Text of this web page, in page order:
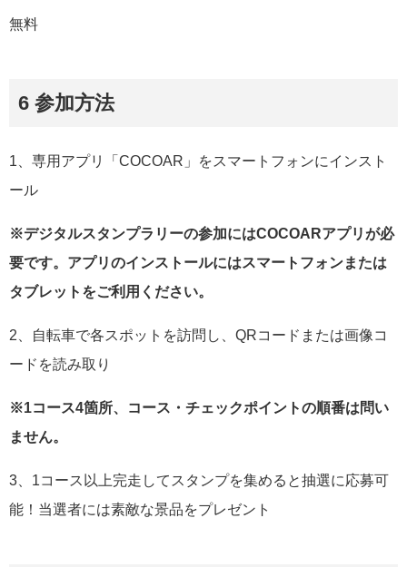
無料
6 参加方法
1、専用アプリ「COCOAR」をスマートフォンにインスト
ール
※デジタルスタンプラリーの参加にはCOCOARアプリが必
要です。アプリのインストールにはスマートフォンまたは
タブレットをご利用ください。
2、自転車で各スポットを訪問し、QRコードまたは画像コ
ードを読み取り
※1コース4箇所、コース・チェックポイントの順番は問い
ません。
3、1コース以上完走してスタンプを集めると抽選に応募可
能！当選者には素敵な景品をプレゼント